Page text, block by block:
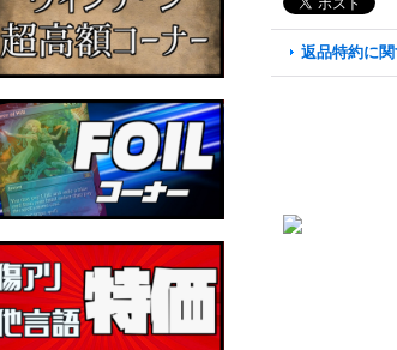
返品特約に